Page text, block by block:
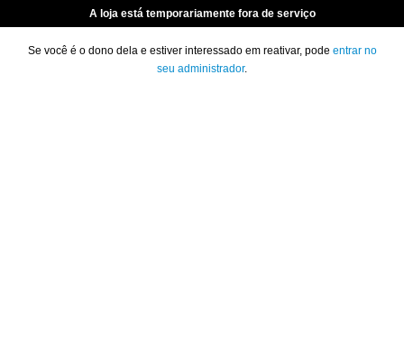
A loja está temporariamente fora de serviço
Se você é o dono dela e estiver interessado em reativar, pode entrar no
seu administrador.